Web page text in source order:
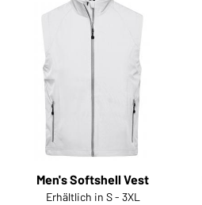
Men's Softshell Vest
Erhältlich in S - 3XL